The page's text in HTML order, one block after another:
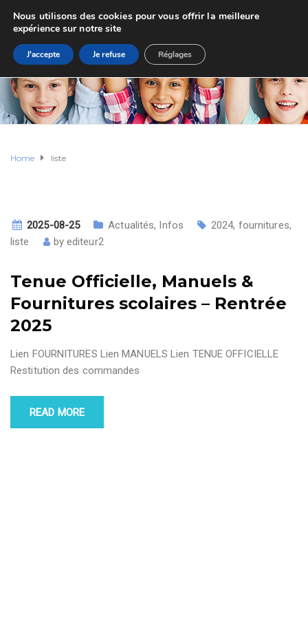
Home liste
2025-08-25 Actualités, Infos 2024, fournitures,
liste
by editeur2
Tenue Officielle, Manuels &
Fournitures scolaires – Rentrée
2025
Lien FOURNITURES Lien MANUELS Lien TENUE OFFICIELLE
Restitution des commandes
READ MORE
Nous utilisons des cookies pour vous offrir la meilleure
expérience sur notre site
J'accepte Je refuse Réglages